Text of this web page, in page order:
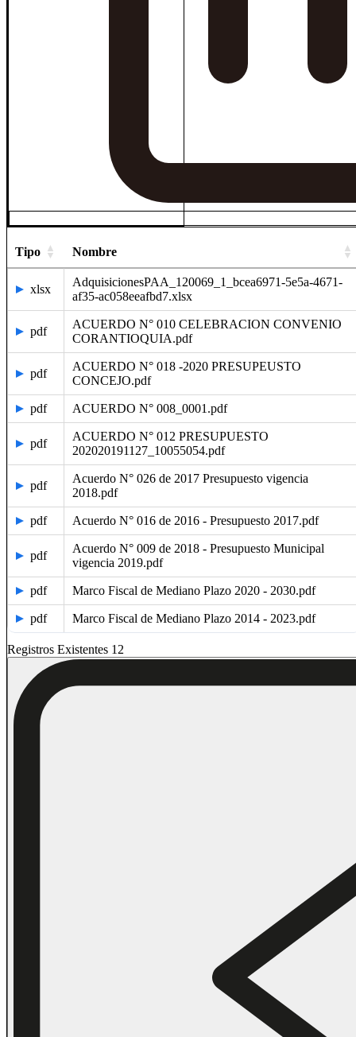
Tipo Nombre
xlsx
AdquisicionesPAA_120069_1_bcea6971-5e5a-4671-
af35-ac058eeafbd7.xlsx
pdf
ACUERDO N° 010 CELEBRACION CONVENIO
CORANTIOQUIA.pdf
pdf
ACUERDO N° 018 -2020 PRESUPEUSTO
CONCEJO.pdf
pdf ACUERDO N° 008_0001.pdf
pdf
ACUERDO N° 012 PRESUPUESTO
202020191127_10055054.pdf
pdf
Acuerdo N° 026 de 2017 Presupuesto vigencia
2018.pdf
pdf Acuerdo N° 016 de 2016 - Presupuesto 2017.pdf
pdf
Acuerdo N° 009 de 2018 - Presupuesto Municipal
vigencia 2019.pdf
pdf Marco Fiscal de Mediano Plazo 2020 - 2030.pdf
pdf Marco Fiscal de Mediano Plazo 2014 - 2023.pdf
Registros Existentes 12